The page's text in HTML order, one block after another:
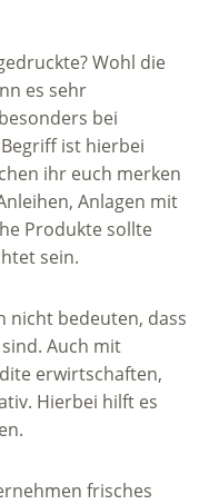
Wohl die
es sehr
bei
ist hierbei
ihr euch merken
Anlagen mit
Produkte sollte
sein.
nicht bedeuten, dass
Auch mit
erwirtschaften,
Hierbei hilft es
frisches